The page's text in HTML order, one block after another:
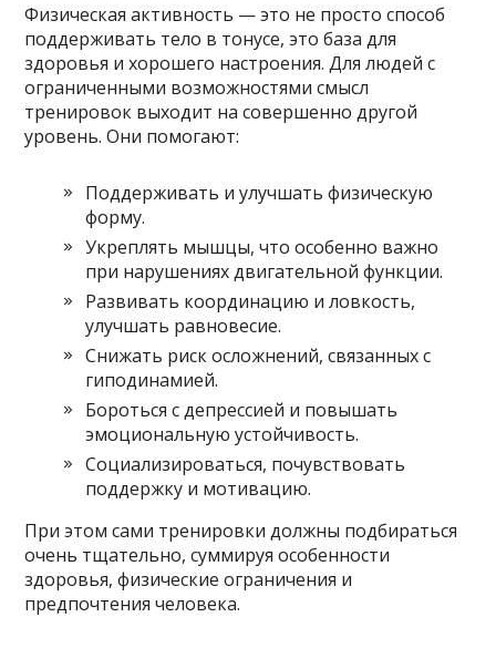
Физическая активность — это не просто способ
поддерживать тело в тонусе, это база для
здоровья и хорошего настроения. Для людей с
ограниченными возможностями смысл
тренировок выходит на совершенно другой
уровень. Они помогают:
Поддерживать и улучшать физическую
форму.
Укреплять мышцы, что особенно важно
при нарушениях двигательной функции.
Развивать координацию и ловкость,
улучшать равновесие.
Снижать риск осложнений, связанных с
гиподинамией.
Бороться с депрессией и повышать
эмоциональную устойчивость.
Социализироваться, почувствовать
поддержку и мотивацию.
При этом сами тренировки должны подбираться
очень тщательно, суммируя особенности
здоровья, физические ограничения и
предпочтения человека.